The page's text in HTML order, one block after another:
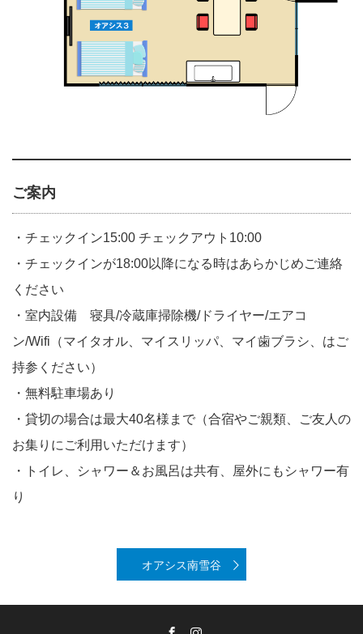
ご案内
・チェックイン15:00 チェックアウト10:00
・チェックインが18:00以降になる時はあらかじめご連絡
ください
・室内設備 寝具/冷蔵庫掃除機/ドライヤー/エアコ
ン/Wifi（マイタオル、マイスリッパ、マイ歯ブラシ、はご
持参ください）
・無料駐車場あり
・貸切の場合は最大40名様まで（合宿やご親類、ご友人の
お集りにご利用いただけます）
・トイレ、シャワー＆お風呂は共有、屋外にもシャワー有
り
オアシス南雪谷